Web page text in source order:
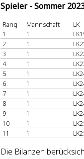
Spieler - Sommer
Rang Mannschaft
LK
1
1
2
1
3
1
4
1
5
1
6
1
7
1
8
1
9
1
10
1
11
1
Die Bilanzen